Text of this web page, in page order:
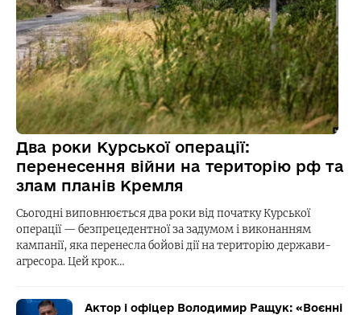
Два роки Курської операції:
перенесення війни на територію рф та
злам планів Кремля
Сьогодні виповнюється два роки від початку Курської
операції — безпрецедентної за задумом і виконанням
кампанії, яка перенесла бойові дії на територію держави-
агресора. Цей крок…
Актор і офіцер Володимир Ращук: «Воєнні